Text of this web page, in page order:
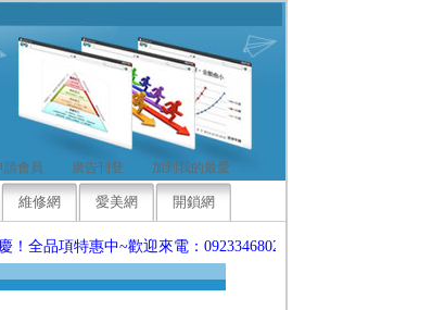
請會員 廣告刊登 加到我的最愛
維修網 愛美網 開鎖網
品項特惠中~歡迎來電：0923346802